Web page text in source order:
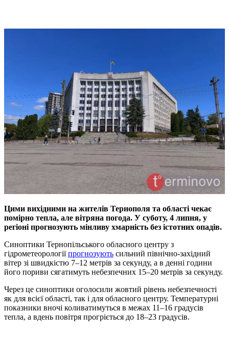
Цими вихідними на жителів Тернополя та області чекає
помірно тепла, але вітряна погода. У суботу, 4 липня, у
регіоні прогнозують мінливу хмарність без істотних опадів.
Синоптики Тернопільського обласного центру з
гідрометеорологіїпрогнозують сильний північно-західний
вітер зі швидкістю 7–12 метрів за секунду, а в денні години
його пориви сягатимуть небезпечних 15–20 метрів за секунду.
Через це синоптики оголосили жовтий рівень небезпечності
як для всієї області, так і для обласного центру. Температурні
показники вночі коливатимуться в межах 11–16 градусів
тепла, а вдень повітря прогріється до 18–23 градусів.